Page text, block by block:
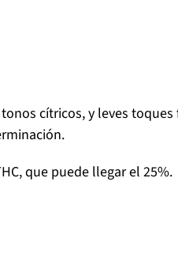
cítricos, y leves toques
que puede llegar el 25%.